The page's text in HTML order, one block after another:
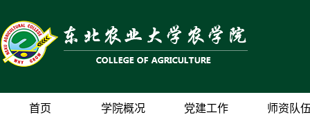
首页 学院概况 党建工作 师资队